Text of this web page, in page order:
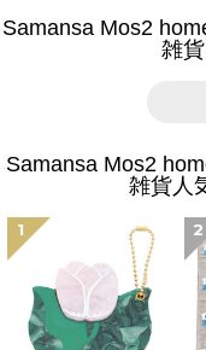
Samansa Mos2
雑
Samansa Mos2
雑貨人
1 2